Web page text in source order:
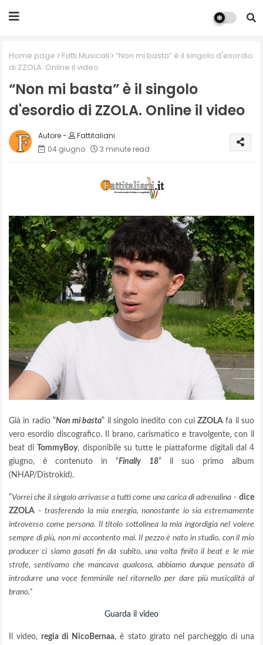
Home page Fatti Musicali
“Non mi basta” è il singolo d'esordio
di ZZOLA. Online il video
“Non mi basta” è il singolo
d'esordio di ZZOLA. Online il video
Fattitaliani
04 giugno
3 minute read
Già in radio “Non mi basta” il singolo inedito con cuiZZOLA fa il suo
vero esordio discografico. Il brano, carismatico e travolgente, con il
beat di
TommyBoy, disponibile su tutte le piattaforme digitali dal 4
giugno, è contenuto in “Finally 18” il suo primo album
(NHAP/Distrokid).
“Vorrei che il singolo arrivasse a tutti come una carica di adrenalina - dice
ZZOLA -trasferendo la mia energia, nonostante io sia estremamente
introverso come persona. Il titolo sottolinea la mia ingordigia nel volere
sempre di più, non mi accontento mai. Il pezzo è nato in studio, con il mio
producer ci siamo gasati fin da subito, una volta finito il beat e le mie
strofe, sentivamo che mancava qualcosa, abbiamo dunque pensato di
introdurre una voce femminile nel ritornello per dare più musicalità al
brano.”
Guarda il video
Il video,regia di NicoBernaa, è stato girato nel parcheggio di una